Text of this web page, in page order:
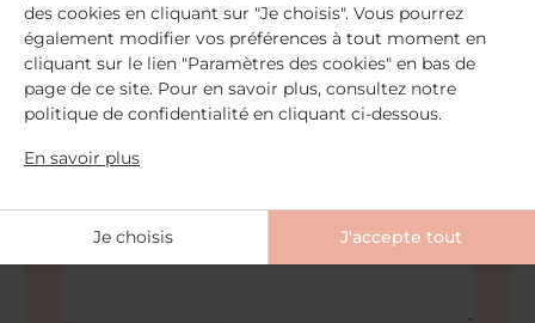
Laisser un commentaire
* champs obligatoires
Commentaire
des cookies en cliquant sur "Je choisis". Vous pourrez
également modifier vos préférences à tout moment en
cliquant sur le lien "Paramètres des cookies" en bas de
page de ce site. Pour en savoir plus, consultez notre
politique de confidentialité en cliquant ci-dessous.
En savoir plus
Je choisis J'accepte tout